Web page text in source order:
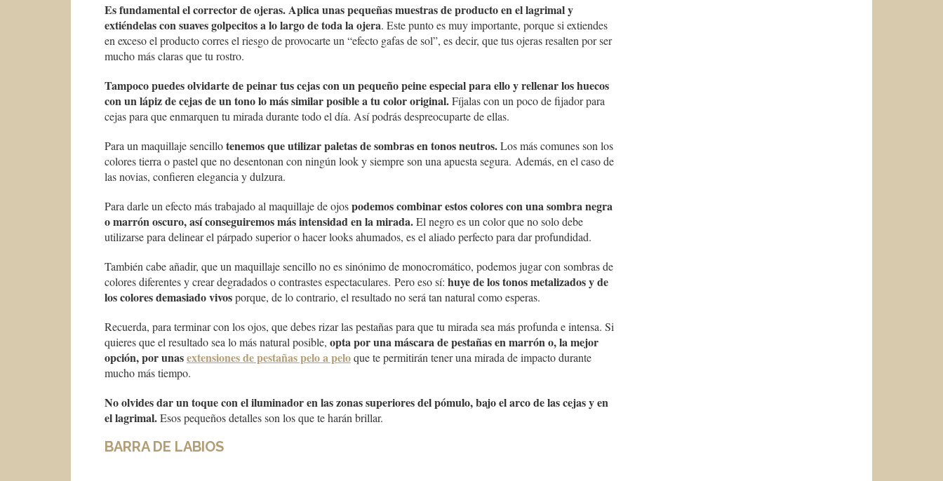
Es fundamental el corrector de ojeras. Aplica unas pequeñas muestras de producto en el lagrimal y
extiéndelas con suaves golpecitos a lo largo de toda la ojera. Este punto es muy importante, porque si extiendes
en exceso el producto corres el riesgo de provocarte un “efecto gafas de sol”, es decir, que tus ojeras resalten por ser
mucho más claras que tu rostro.
Tampoco puedes olvidarte de peinar tus cejas con un pequeño peine especial para ello y rellenar los huecos
con un lápiz de cejas de un tono lo más similar posible a tu color original.Fíjalas con un poco de fijador para
cejas para que enmarquen tu mirada durante todo el día. Así podrás despreocuparte de ellas.
Para un maquillaje sencillotenemos que utilizar paletas de sombras en tonos neutros.Los más comunes son los
colores tierra o pastel que no desentonan con ningún look y siempre son una apuesta segura. Además, en el caso de
las novias, confieren elegancia y dulzura.
Para darle un efecto más trabajado al maquillaje de ojospodemos combinar estos colores con una sombra negra
o marrón oscuro, así conseguiremos más intensidad en la mirada.El negro es un color que no solo debe
utilizarse para delinear el párpado superior o hacer looks ahumados, es el aliado perfecto para dar profundidad.
También cabe añadir, que un maquillaje sencillo no es sinónimo de monocromático, podemos jugar con sombras de
colores diferentes y crear degradados o contrastes espectaculares. Pero eso sí: huye de los tonos metalizados y de
los colores demasiado vivosporque, de lo contrario, el resultado no será tan natural como esperas.
Recuerda, para terminar con los ojos, que debes rizar las pestañas para que tu mirada sea más profunda e intensa. Si
quieres que el resultado sea lo más natural posible, opta por una máscara de pestañas en marrón o, la mejor
opción, por unasextensiones de pestañas pelo a peloque te permitirán tener una mirada de impacto durante
mucho más tiempo.
No olvides dar un toque con el iluminador en las zonas superiores del pómulo, bajo el arco de las cejas y en
el lagrimal.Esos pequeños detalles son los que te harán brillar.
BARRA DE LABIOS